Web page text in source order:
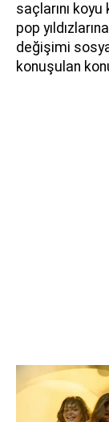
saçlarını
pop
değişimi
konuşulan